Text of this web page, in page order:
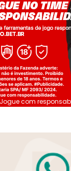
Jogue com